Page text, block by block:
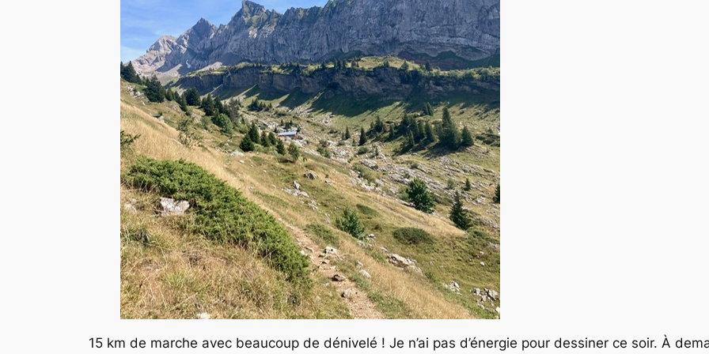
15 km de marche avec beaucoup de dénivelé ! Je n’ai pas d’énergie pour dessiner ce soir. À